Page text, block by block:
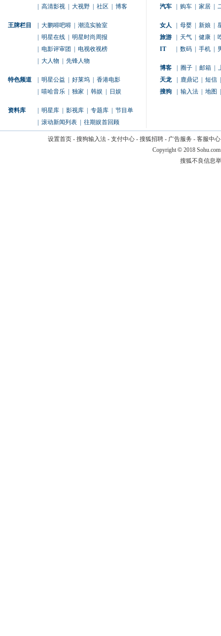
高清影视 大视野 社区 博客
王牌栏目 大鹏嘚吧嘚
潮流实验室
明星在线
明星时尚周报
电影评审团
电视收视榜
大人物 先锋人物
特色频道 明星公益 好莱坞
香港电影
嘻哈音乐 独家 韩娱 日娱
资料库 明星库 影视库 专题库
节目单
滚动新闻列表 往期娱首回顾
汽车
购车 家居
女人 母婴 新娘
旅游
天气 健康
IT
数码 手机
博客 圈子 邮箱
天龙
鹿鼎记 短信
搜狗
输入法 地图
设置首页- 搜狗输入法- 支付中心- 搜狐招聘- 广告服务 - 客服中心
Copyright © 2018
搜狐不良信息